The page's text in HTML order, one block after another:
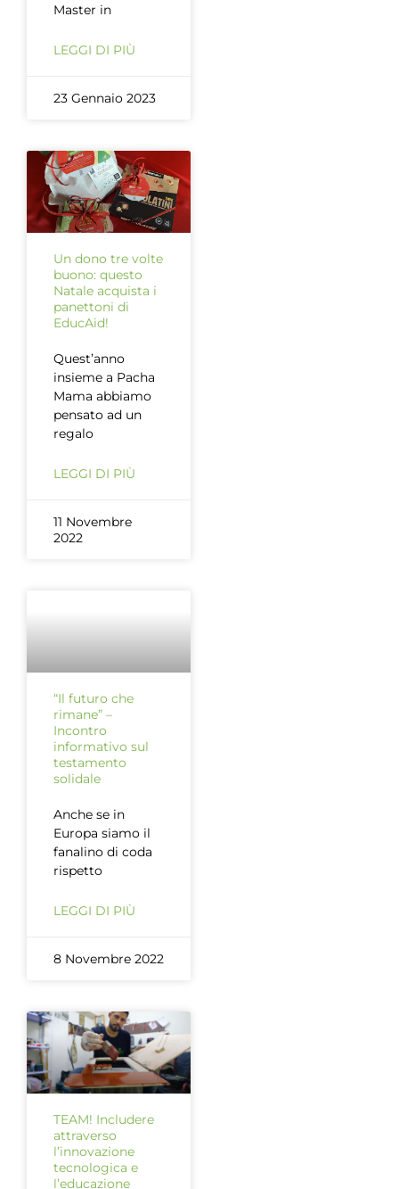
Master in
LEGGI DI PIÙ
23 Gennaio 2023
Un dono tre volte
buono: questo
Natale acquista i
panettoni di
EducAid!
Quest’anno
insieme a Pacha
Mama abbiamo
pensato ad un
regalo
LEGGI DI PIÙ
11 Novembre
2022
“Il futuro che
rimane” –
Incontro
informativo sul
testamento
solidale
Anche se in
Europa siamo il
fanalino di coda
rispetto
LEGGI DI PIÙ
8 Novembre 2022
TEAM! Includere
attraverso
l’innovazione
tecnologica e
l’educazione